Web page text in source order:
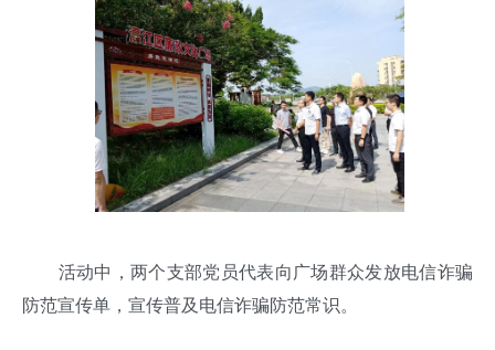
活动中，两个支部党员代表向广场群众发放电信诈骗
防范宣传单，宣传普及电信诈骗防范常识。